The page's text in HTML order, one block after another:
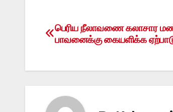
Post
பெரிய நீலாவணை கலாசார
பாவனைக்கு கையளிக்க